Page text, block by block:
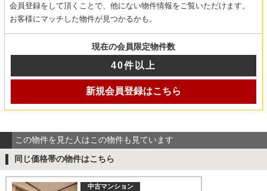
会員登録をして頂くことで、他にない物件情報をご覧いただけます。
お客様にマッチした物件が見つかるかも。
現在の会員限定物件数
40件以上
新規会員登録はこちら
この物件を見た人はこの物件も見ています
同じ価格帯の物件はこちら
中古マンション